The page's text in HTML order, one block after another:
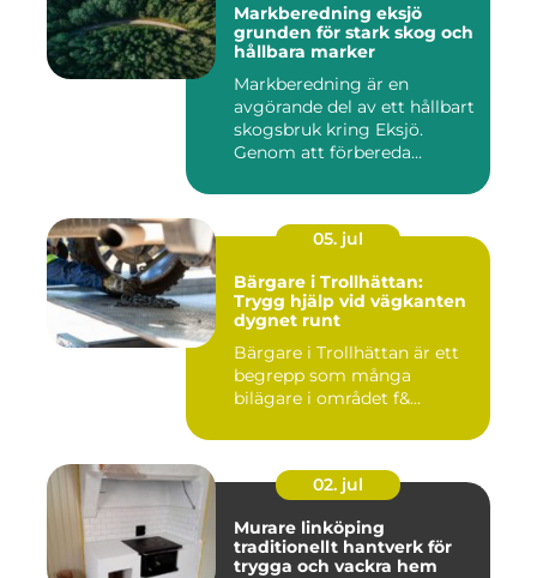
Markberedning eksjö
grunden för stark skog och
hållbara marker
Markberedning är en
avgörande del av ett hållbart
skogsbruk kring Eksjö.
Genom att förbereda
05. jul
Bärgare i Trollhättan:
Trygg hjälp vid vägkanten
dygnet runt
Bärgare i Trollhättan är ett
begrepp som många
bilägare i området f&...
02. jul
Murare linköping
traditionellt hantverk för
trygga och vackra hem